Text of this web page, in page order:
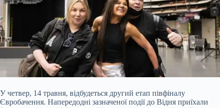
У четвер, 14 травня, відбудеться другий етап півфіналу
Євробачення. Напередодні зазначеної події до Відня приїхали